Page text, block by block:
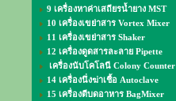
9 เครื่องหาค่าเสถียรน้ำยาง MST
10 เครื่องเขย่าสาร Vortex Mixer
11 เครื่องเขย่าสาร Shaker
12 เครื่องดูดสารละลาย Pipette
เครื่องนับโคโลนี Colony Counter
14 เครื่องนึ่งฆ่าเชื้อ Autoclave
15 เครื่องตีบดอาหาร BagMixer